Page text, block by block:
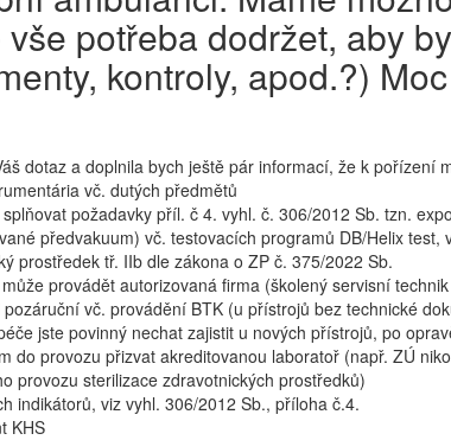
potřeba dodržet, aby
kontroly, apod.?)
dotaz a doplnila bych ještě pár informací, že k
vč. dutých předmětů
požadavky příl. č 4. vyhl. č. 306/2012 Sb. tzn.
předvakuum) vč. testovacích programů DB/Helix test,
prostředek tř. IIb dle zákona o ZP č. 375/2022 Sb.
provádět autorizovaná firma (školený servisní
vč. provádění BTK (u přístrojů bez technické
jste povinný nechat zajistit u nových přístrojů, po
do provozu přizvat akreditovanou laboratoř (např. ZÚ
provozu sterilizace zdravotnických prostředků)
indikátorů, viz vyhl. 306/2012 Sb., příloha č.4.
KHS